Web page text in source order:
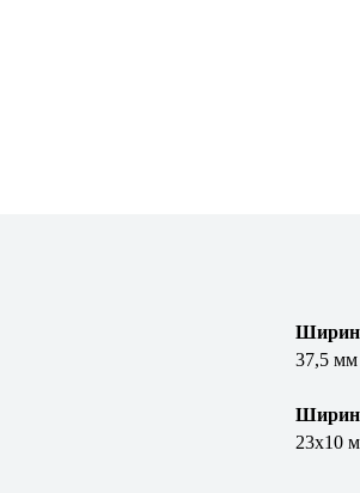
37,5 мм
23х10